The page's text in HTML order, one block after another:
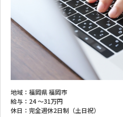
地域： 福岡県 福岡市
給与： 24 ～31万円
休日： 完全週休2日制（土日祝）